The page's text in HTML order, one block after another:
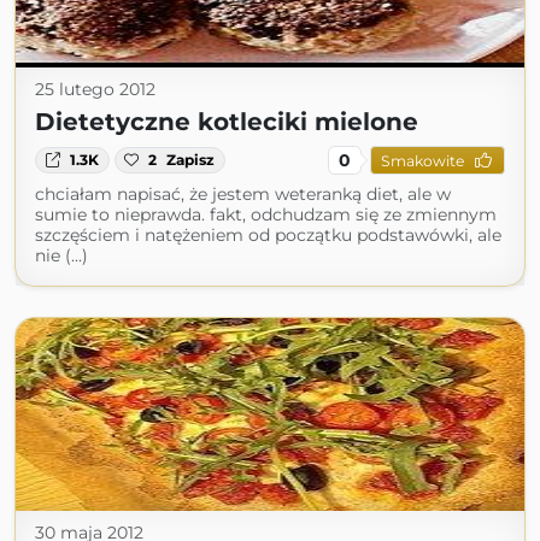
25 lutego 2012
Dietetyczne kotleciki mielone
1.3K 2 Zapisz 0 Smakowite
chciałam napisać, że jestem weteranką diet, ale w
sumie to nieprawda. fakt, odchudzam się ze zmiennym
szczęściem i natężeniem od początku podstawówki, ale
nie (...)
30 maja 2012